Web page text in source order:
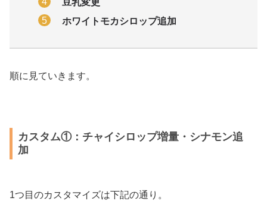
豆乳変更
ホワイトモカシロップ追加
順に見ていきます。
カスタム①：チャイシロップ増量・シナモン追
加
1つ目のカスタマイズは下記の通り。